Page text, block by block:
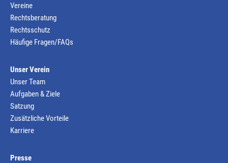
Vereine
Rechtsberatung
Rechtsschutz
Häufige Fragen/FAQs
Unser Verein
Unser Team
Aufgaben & Ziele
Satzung
Zusätzliche Vorteile
Karriere
Presse